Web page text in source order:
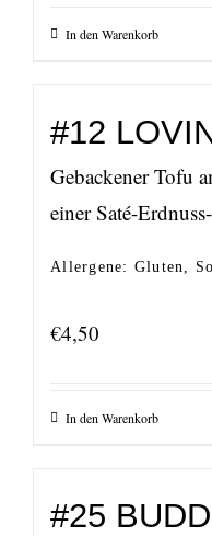
In den Warenkorb
#12
Gebackener Tofu
einer Saté-
Allergene: Gluten,
€4,50
In den Warenkorb
#25